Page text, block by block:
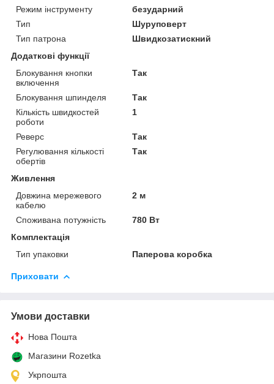
Режим інструменту
безударний
Тип
Шуруповерт
Тип патрона
Швидкозатискний
Додаткові функції
Блокування кнопки
включення
Так
Блокування шпинделя
Так
Кількість швидкостей
роботи
1
Реверс
Так
Регулювання кількості
обертів
Так
Живлення
Довжина мережевого
кабелю
2 м
Споживана потужність
780 Вт
Комплектація
Тип упаковки
Паперова коробка
Приховати
Умови доставки
Нова Пошта
Магазини Rozetka
Укрпошта